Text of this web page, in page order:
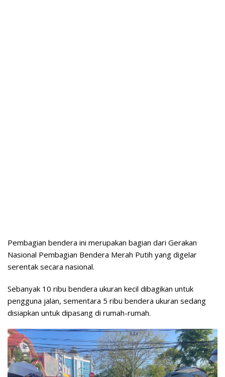
Pembagian bendera ini merupakan bagian dari Gerakan
Nasional Pembagian Bendera Merah Putih yang digelar
serentak secara nasional.
Sebanyak 10 ribu bendera ukuran kecil dibagikan untuk
pengguna jalan, sementara 5 ribu bendera ukuran sedang
disiapkan untuk dipasang di rumah-rumah.